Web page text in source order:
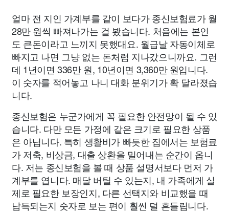
얼마 전 지인 가계부를 같이 보다가 종신보험료가 월
28만 원씩 빠져나가는 걸 봤습니다. 처음에는 본인
도 큰돈이라고 느끼지 못했대요. 월급날 자동이체로
빠지고 나면 그냥 없는 돈처럼 지나갔으니까요. 그런
데 1년이면 336만 원, 10년이면 3,360만 원입니다.
이 숫자를 적어놓고 나니 대화 분위기가 확 달라졌습
니다.
종신보험은 누군가에게 꼭 필요한 안전망이 될 수 있
습니다. 다만 모든 가정에 같은 크기로 필요한 상품
은 아닙니다. 특히 생활비가 빠듯한 집에서는 보험료
가 저축, 비상금, 대출 상환을 밀어내는 순간이 옵니
다. 저는 종신보험을 볼 때 상품 설명서보다 먼저 가
계부를 엽니다. 매달 버틸 수 있는지, 내 가족에게 실
제로 필요한 보장인지, 다른 선택지와 비교했을 때
납득되는지 숫자로 보는 편이 훨씬 덜 흔들립니다.